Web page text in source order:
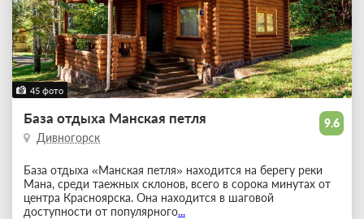
45 фото
9.6
База отдыха Манская петля
Дивногорск
База отдыха «Манская петля» находится на берегу реки
Мана, среди таежных склонов, всего в сорока минутах от
центра Красноярска. Она находится в шаговой
доступности от популярного...